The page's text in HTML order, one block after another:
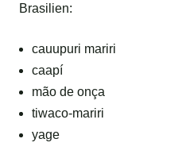
Brasilien:
cauupuri mariri
caapí
mão de onça
tiwaco-mariri
yage